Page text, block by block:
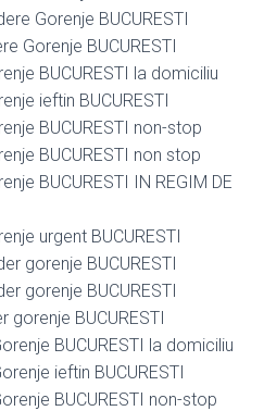
Gorenje BUCURESTI
Gorenje BUCURESTI
BUCURESTI la domiciliu
ieftin BUCURESTI
BUCURESTI non-stop
BUCURESTI non stop
BUCURESTI IN REGIM DE
urgent BUCURESTI
gorenje BUCURESTI
gorenje BUCURESTI
gorenje BUCURESTI
BUCURESTI la domiciliu
ieftin BUCURESTI
BUCURESTI non-stop